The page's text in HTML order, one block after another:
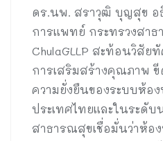
ดร.นพ. สราวุฒิ บุญสุข
การแพทย์ กระทรวงสาธ
ChulaGLLP สะท้อนวิสัย
การเสริมสร้างคุณภาพ ขี
ความยั่งยืนของระบบห้อ
ประเทศไทยและในระดับ
สาธารณสุขเชื่อมั่นว่าห้อ